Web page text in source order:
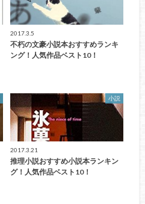
2017.3.5
不朽の文豪小説本おすすめランキ
ング！人気作品ベスト10！
小説
2017.3.21
推理小説おすすめ小説本ランキン
グ！人気作品ベスト10！